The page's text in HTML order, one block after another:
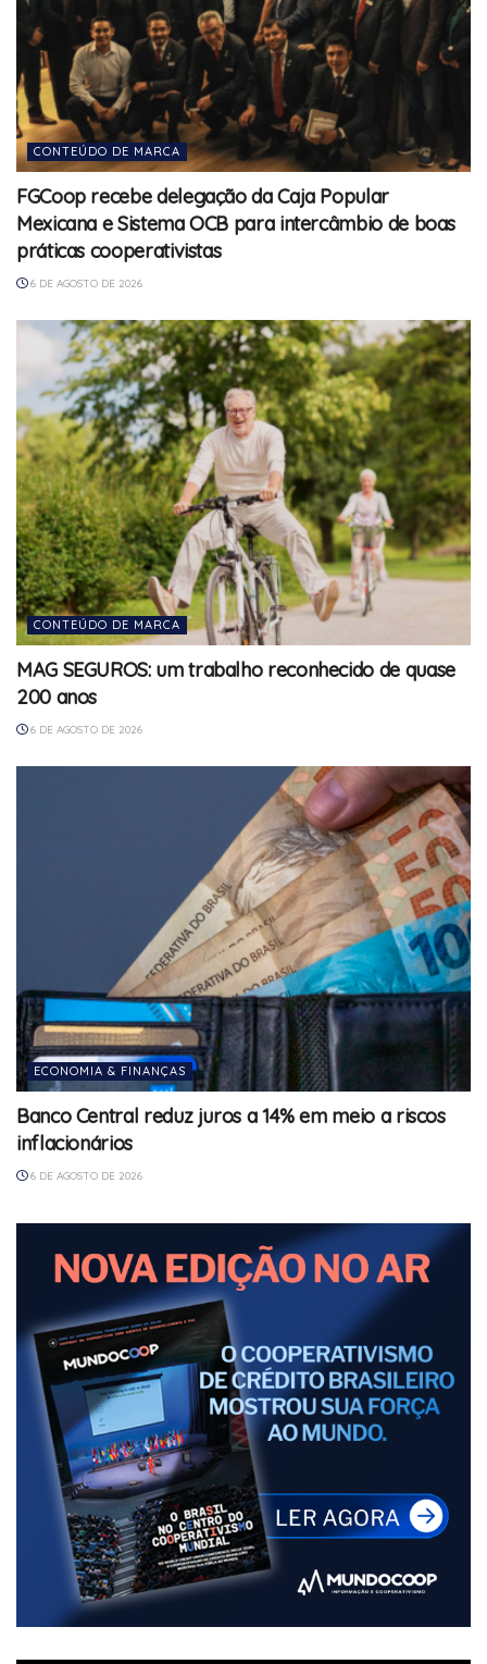
CONTEÚDO DE MARCA
FGCoop recebe delegação da Caja Popular
Mexicana e Sistema OCB para intercâmbio de boas
práticas cooperativistas
6 DE AGOSTO DE 2026
CONTEÚDO DE MARCA
MAG SEGUROS: um trabalho reconhecido de quase
200 anos
6 DE AGOSTO DE 2026
ECONOMIA & FINANÇAS
Banco Central reduz juros a 14% em meio a riscos
inflacionários
6 DE AGOSTO DE 2026